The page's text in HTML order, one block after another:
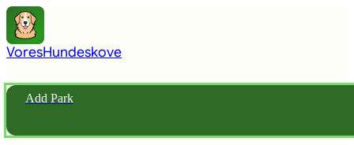
VoresHundeskove
Add Park